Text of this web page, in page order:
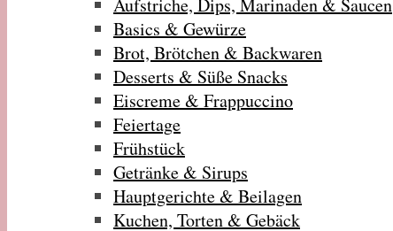
Aufstriche, Dips, Marinaden & Saucen
Basics & Gewürze
Brot, Brötchen & Backwaren
Desserts & Süße Snacks
Eiscreme & Frappuccino
Feiertage
Frühstück
Getränke & Sirups
Hauptgerichte & Beilagen
Kuchen, Torten & Gebäck